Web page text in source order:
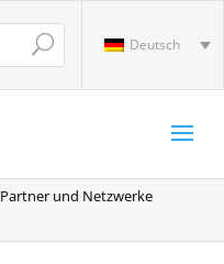
Deutsch
Partner und Netzwerke